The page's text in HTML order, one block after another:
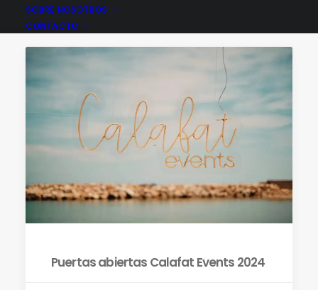
SOBRE NOSOTROS
CONTACTO
ES
Puertas abiertas Calafat Events 2024